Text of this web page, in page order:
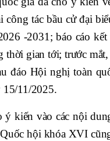
công tác bầu cử đại
-2031; báo cáo
gian tới; trước
đáo Hội nghị toàn
15/11/2025.
kiến vào các nội
hội khóa XVI